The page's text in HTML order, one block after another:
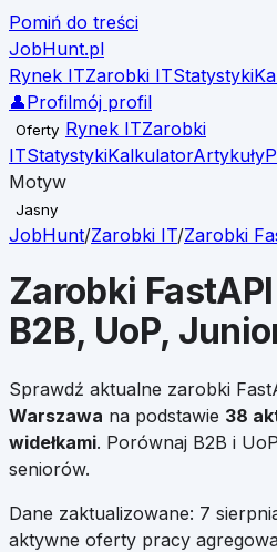
Pomiń do treści
JobHunt.pl
Rynek ITZarobki ITStatystyki
👤Profilmój profil
Oferty Rynek ITZarobki
ITStatystykiKalkulatorArtykuły
Motyw
Jasny
JobHunt/Zarobki IT/Zarobki
Zarobki FastAPI
B2B, UoP,
Sprawdź aktualne zarobki
Warszawa na podstawie 38
widełkami. Porównaj B2B i
seniorów.
Dane zaktualizowane: 7
aktywne oferty pracy